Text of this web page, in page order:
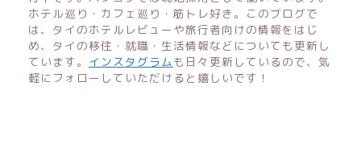
ホテル巡り・カフェ巡り・筋トレ好き。このブログで
は、タイのホテルレビューや旅行者向けの情報をはじ
め、タイの移住・就職・生活情報などについても更新し
ています。 インスタグラム も日々更新しているので、気
軽にフォローしていただけると嬉しいです！